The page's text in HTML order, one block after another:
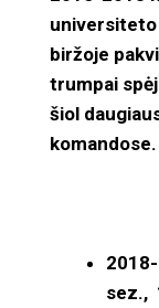
universiteto
biržoje
trumpai
šiol
komandose.
sez.,